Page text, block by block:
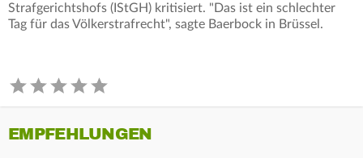
Strafgerichtshofs (IStGH) kritisiert. "Das ist ein schlechter
Tag für das Völkerstrafrecht", sagte Baerbock in Brüssel.
EMPFEHLUNGEN